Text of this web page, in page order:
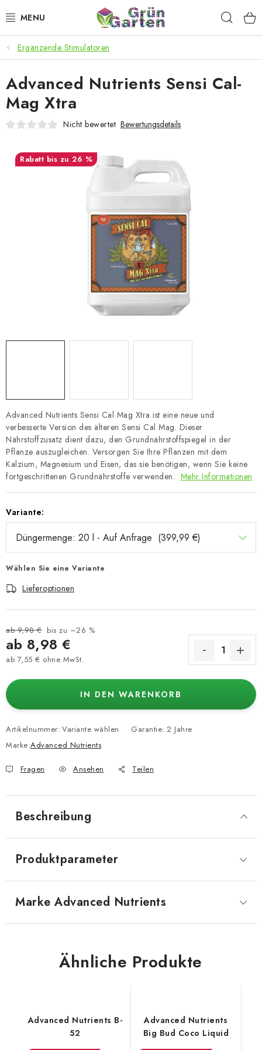
Inhalt
ANGEBOTE
LED PFLANZENLAMPEN
ANBAUBEDARF FÜR DEN HEIMANBAU
SMARTER GARTEN
Kaufberatung AGB
Datenschutzerklärung Impressum
Ergänzende Stimulatoren
Advanced Nutrients Sensi Cal Mag Xtra ist eine neue und
verbesserte Version des älteren Sensi Cal Mag. Dieser
Nährstoffzusatz dient dazu, den Grundnährstoffspiegel in der
Pflanze auszugleichen. Versorgen Sie Ihre Pflanzen mit dem
Kalzium, Magnesium und Eisen, das sie benötigen, wenn Sie keine
fortgeschrittenen Grundnährstoffe verwenden. Mehr Informationen
Variante:
Wählen Sie eine Variante
Lieferoptionen
ab 9,98 € bis zu –26 %
ab 8,98 €
ab 7,55 € ohne MwSt.
IN DEN WARENKORB
Artikelnummer: Variante wählen
Marke:Advanced Nutrients
Garantie: 2 Jahre
Fragen Ansehen Teilen
Advanced Nutrients Sensi Cal-
Mag Xtra
Nicht bewertet Bewertungsdetails
bis zu 26 %
Beschreibung
Produktparameter
Marke Advanced Nutrients
Ähnliche Produkte
Advanced Nutrients B-
52
Advanced Nutrients
Big Bud Coco Liquid